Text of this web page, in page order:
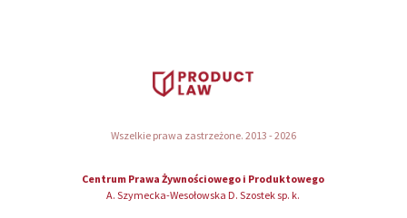
Wszelkie prawa zastrzeżone. 2013 - 2026
Centrum Prawa Żywnościowego i Produktowego
A. Szymecka-Wesołowska D. Szostek sp. k.